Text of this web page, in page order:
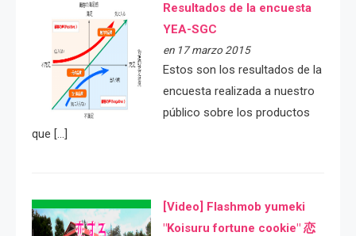
Resultados de la encuesta
YEA-SGC
en 17 marzo 2015
Estos son los resultados de la
encuesta realizada a nuestro
público sobre los productos
que […]
[Video] Flashmob yumeki
"Koisuru fortune cookie" 恋